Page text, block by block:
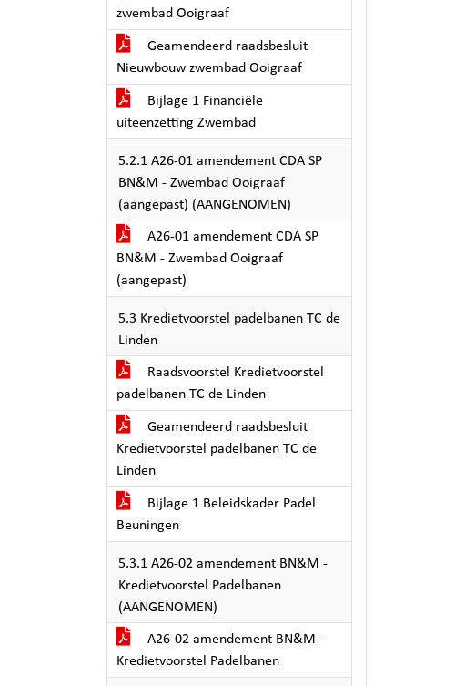
zwembad Ooigraaf
Geamendeerd raadsbesluit
Nieuwbouw zwembad Ooigraaf
Bijlage 1 Financiële
uiteenzetting Zwembad
5.2.1 A26-01 amendement CDA SP
BN&M - Zwembad Ooigraaf
(aangepast) (AANGENOMEN)
A26-01 amendement CDA SP
BN&M - Zwembad Ooigraaf
(aangepast)
5.3 Kredietvoorstel padelbanen TC de
Linden
Raadsvoorstel Kredietvoorstel
padelbanen TC de Linden
Geamendeerd raadsbesluit
Kredietvoorstel padelbanen TC de
Linden
Bijlage 1 Beleidskader Padel
Beuningen
5.3.1 A26-02 amendement BN&M -
Kredietvoorstel Padelbanen
(AANGENOMEN)
A26-02 amendement BN&M -
Kredietvoorstel Padelbanen